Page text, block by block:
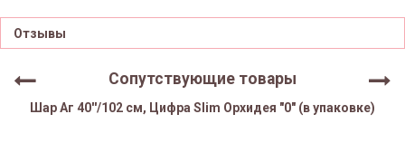
Отзывы
Сопутствующие товары
Шар Аг 40''/102 см, Цифра Slim Орхидея "0" (в упаковке)